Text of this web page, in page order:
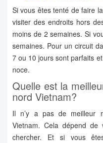
Si vous êtes tenté de faire
visiter des endroits hors
moins de 2 semaines. Si
semaines. Pour un circuit
7 ou 10 jours sont parfaits
noce.
Quelle est la
nord Vietnam?
Il n’y a pas de meilleur
Vietnam. Cela dépend
chercher. Et si vous